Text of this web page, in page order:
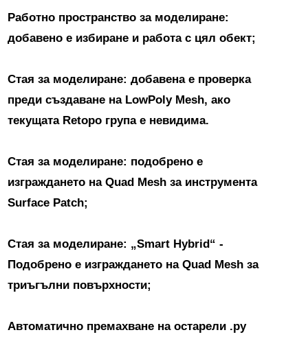
Работно пространство за моделиране:
добавено е избиране и работа с цял обект;
Стая за моделиране: добавена е проверка
преди създаване на LowPoly Mesh, ако
текущата Retopo група е невидима.
Стая за моделиране: подобрено е
изграждането на Quad Mesh за инструмента
Surface Patch;
Стая за моделиране: „Smart Hybrid“ -
Подобрено е изграждането на Quad Mesh за
триъгълни повърхности;
Автоматично премахване на остарели .py